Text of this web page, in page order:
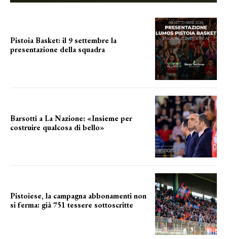
Pistoia Basket: il 9 settembre la
presentazione della squadra
Barsotti a La Nazione: «Insieme per
costruire qualcosa di bello»
Pistoiese, la campagna abbonamenti non
si ferma: già 751 tessere sottoscritte